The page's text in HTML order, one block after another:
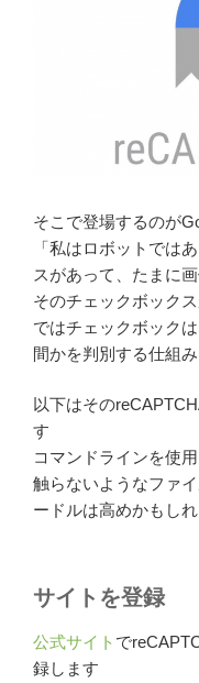
そこで登場するのが
「私はロボットでは
スがあって、たまに
そのチェックボック
ではチェックボック
間かを判別する仕組
以下はその
す
コマンドラインを使
触らないようなファ
ードルは高めかもし
サイトを登録
公式サイト で
録します